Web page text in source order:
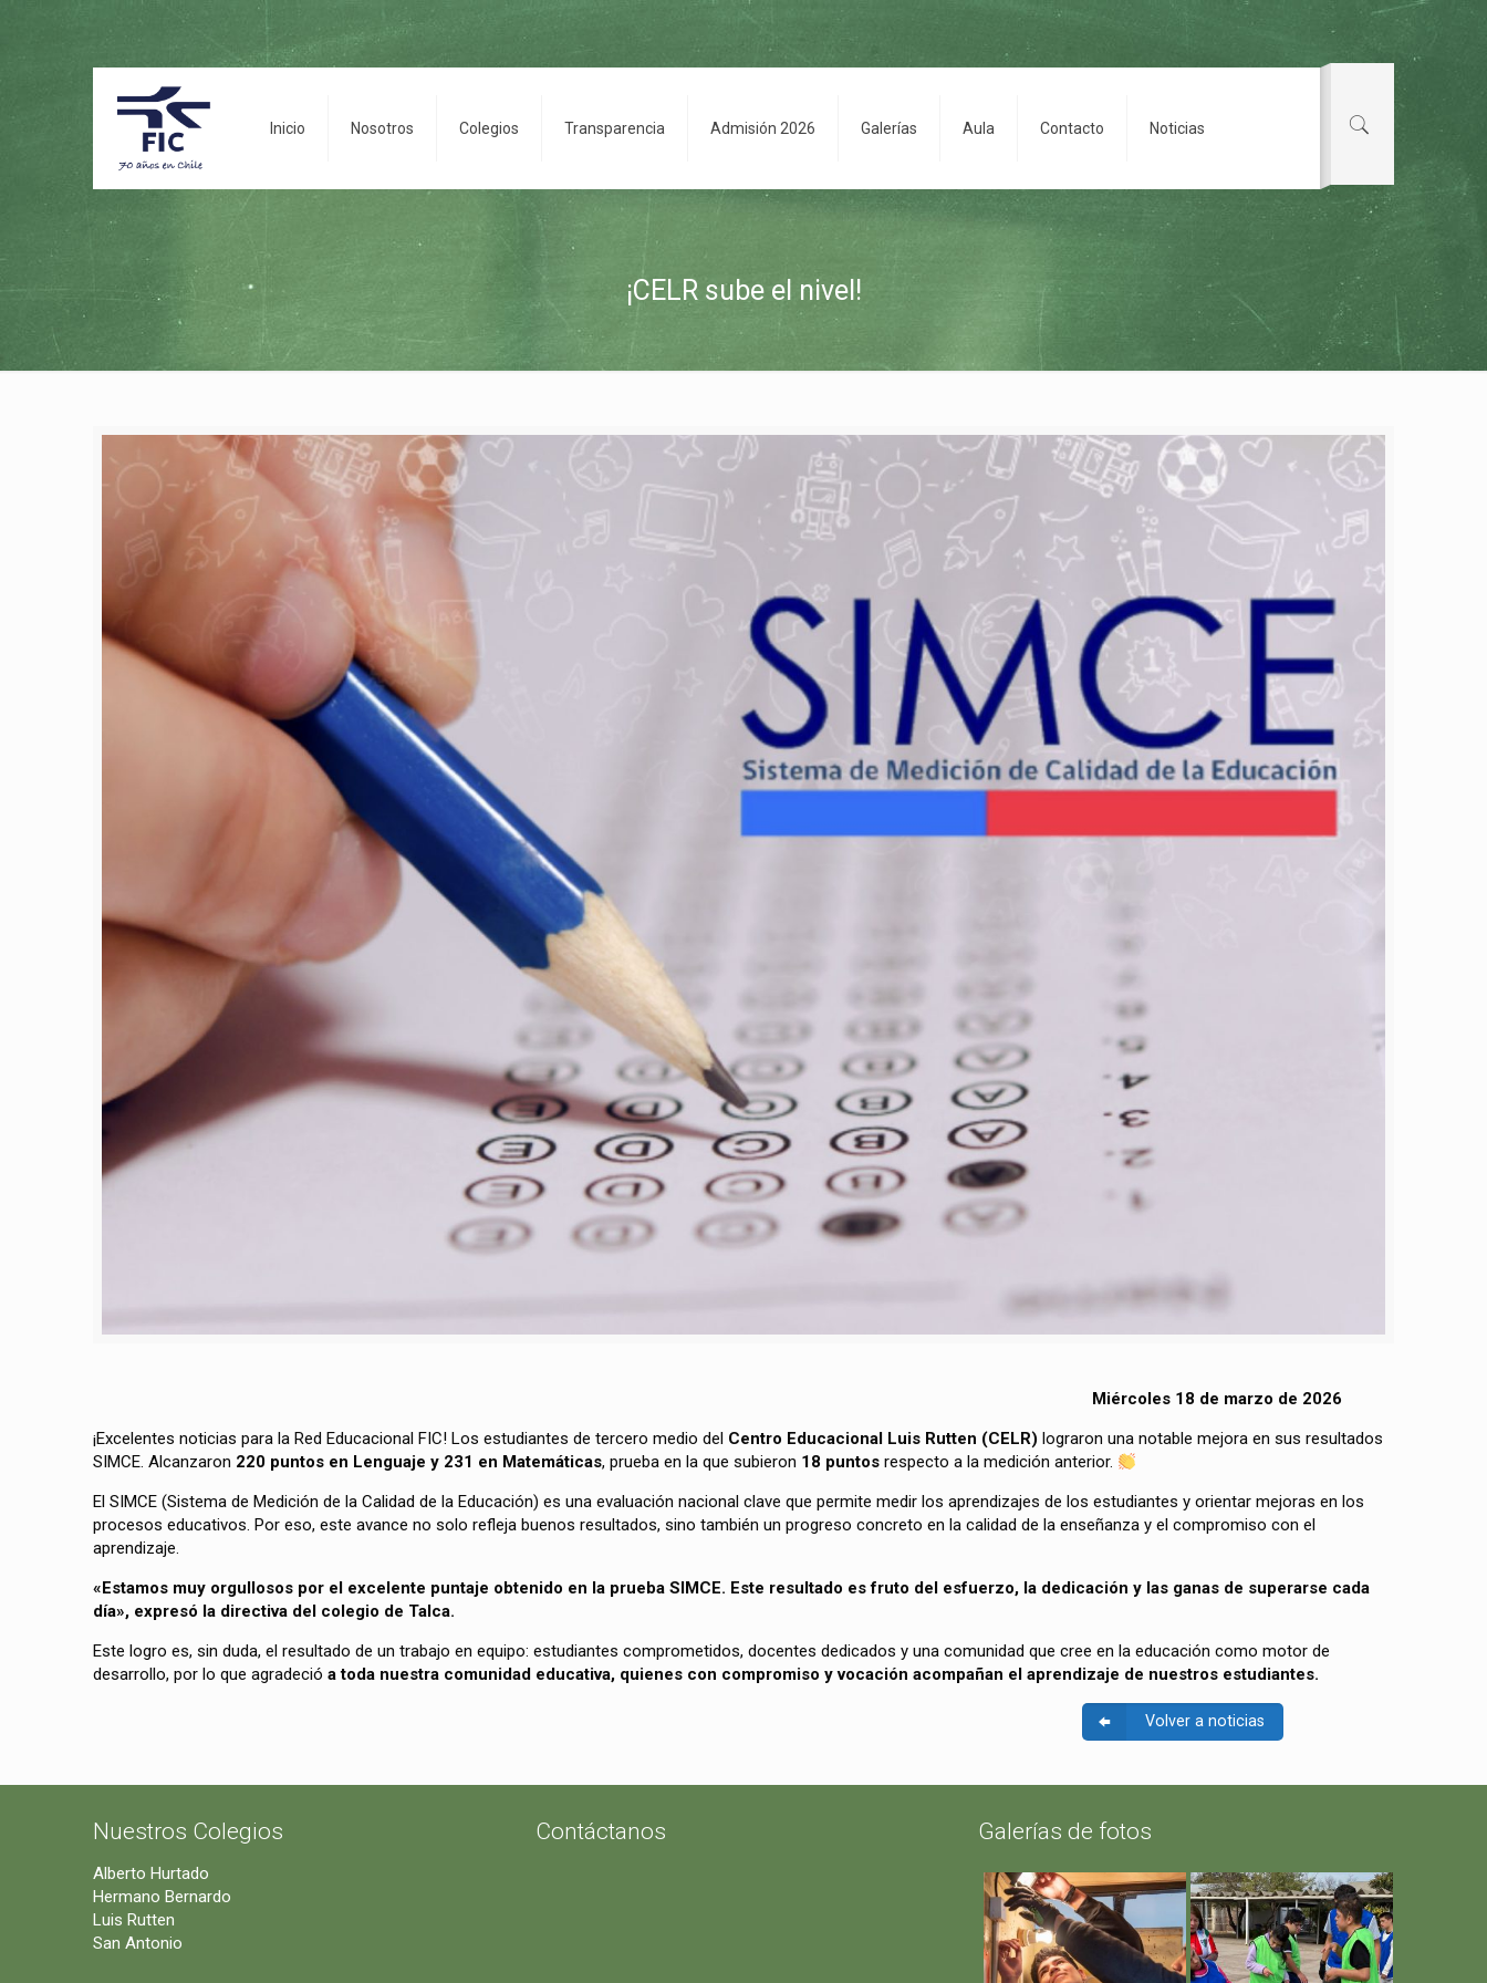
Inicio Nosotros Colegios Transparencia Admisión 2026 Galerías Aula Contacto Noticias
¡CELR sube el nivel!
Miércoles 18 de marzo de 2026
¡Excelentes noticias para la Red Educacional FIC! Los estudiantes de tercero medio del Centro Educacional Luis Rutten (CELR) lograron una notable mejora en sus resultados
SIMCE. Alcanzaron 220 puntos en Lenguaje y 231 en Matemáticas, prueba en la que subieron 18 puntos respecto a la medición anterior.
El SIMCE (Sistema de Medición de la Calidad de la Educación) es una evaluación nacional clave que permite medir los aprendizajes de los estudiantes y orientar mejoras en los
procesos educativos. Por eso, este avance no solo refleja buenos resultados, sino también un progreso concreto en la calidad de la enseñanza y el compromiso con el
aprendizaje.
«Estamos muy orgullosos por el excelente puntaje obtenido en la prueba SIMCE. Este resultado es fruto del esfuerzo, la dedicación y las ganas de superarse cada
día», expresó la directiva del colegio de Talca.
Este logro es, sin duda, el resultado de un trabajo en equipo: estudiantes comprometidos, docentes dedicados y una comunidad que cree en la educación como motor de
desarrollo, por lo que agradeció a toda nuestra comunidad educativa, quienes con compromiso y vocación acompañan el aprendizaje de nuestros estudiantes.
Volver a noticias
Nuestros Colegios
Alberto Hurtado
Hermano Bernardo
Luis Rutten
San Antonio
Contáctanos Galerías de fotos